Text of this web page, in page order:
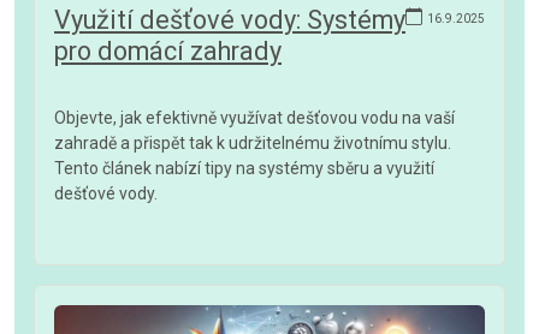
16.9.2025
Využití dešťové vody: Systémy
pro domácí zahrady
Objevte, jak efektivně využívat dešťovou vodu na vaší
zahradě a přispět tak k udržitelnému životnímu stylu.
Tento článek nabízí tipy na systémy sběru a využití
dešťové vody.